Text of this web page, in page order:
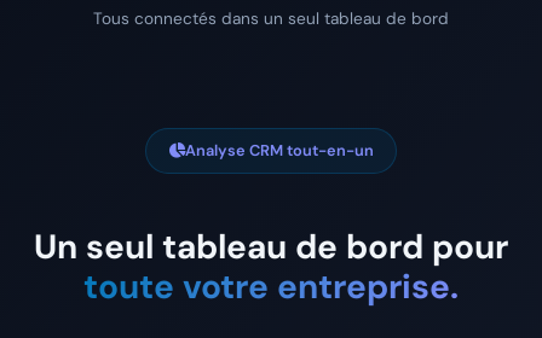
Tous connectés dans un seul tableau de bord
Analyse CRM tout-en-un
Un seul tableau de bord pour
toute votre entreprise.